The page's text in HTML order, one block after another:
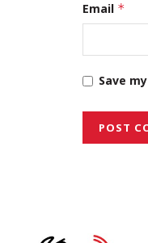
Email *
Save